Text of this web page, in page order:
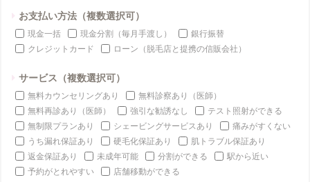
お支払い方法（複数選択可）
現金一括 現金分割（毎月手渡し）
銀行振替
クレジットカード
ローン（脱毛店と提携の信販会社）
サービス（複数選択可）
無料カウンセリングあり
無料診察あり（医師）
無料再診あり（医師）
強引な勧誘なし
テスト照射ができる
無制限プランあり
シェービングサービスあり
痛みがすくない
うち漏れ保証あり
硬毛化保証あり
肌トラブル保証あり
返金保証あり
未成年可能 分割ができる
駅から近い
予約がとれやすい
店舗移動ができる